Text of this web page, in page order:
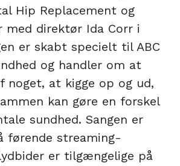
Hip Replacement og
med direktør Ida Corr i
er skabt specielt til ABC
og handler om at
noget, at kigge op og ud,
kan gøre en forskel
sundhed. Sangen er
førende streaming-
er tilgængelige på